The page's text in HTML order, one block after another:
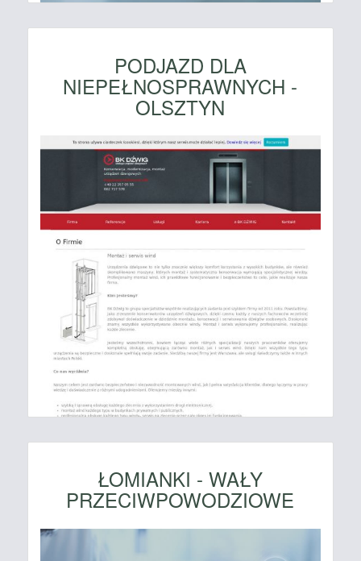
PODJAZD DLA
NIEPEŁNOSPRAWNYCH -
OLSZTYN
ŁOMIANKI - WAŁY
PRZECIWPOWODZIOWE